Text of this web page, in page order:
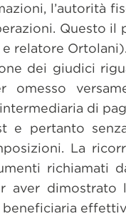
l’autorità
Questo il
relatore Ortolani).
dei giudici
omesso
di
e pertanto
La
richiamati
aver
beneficiaria